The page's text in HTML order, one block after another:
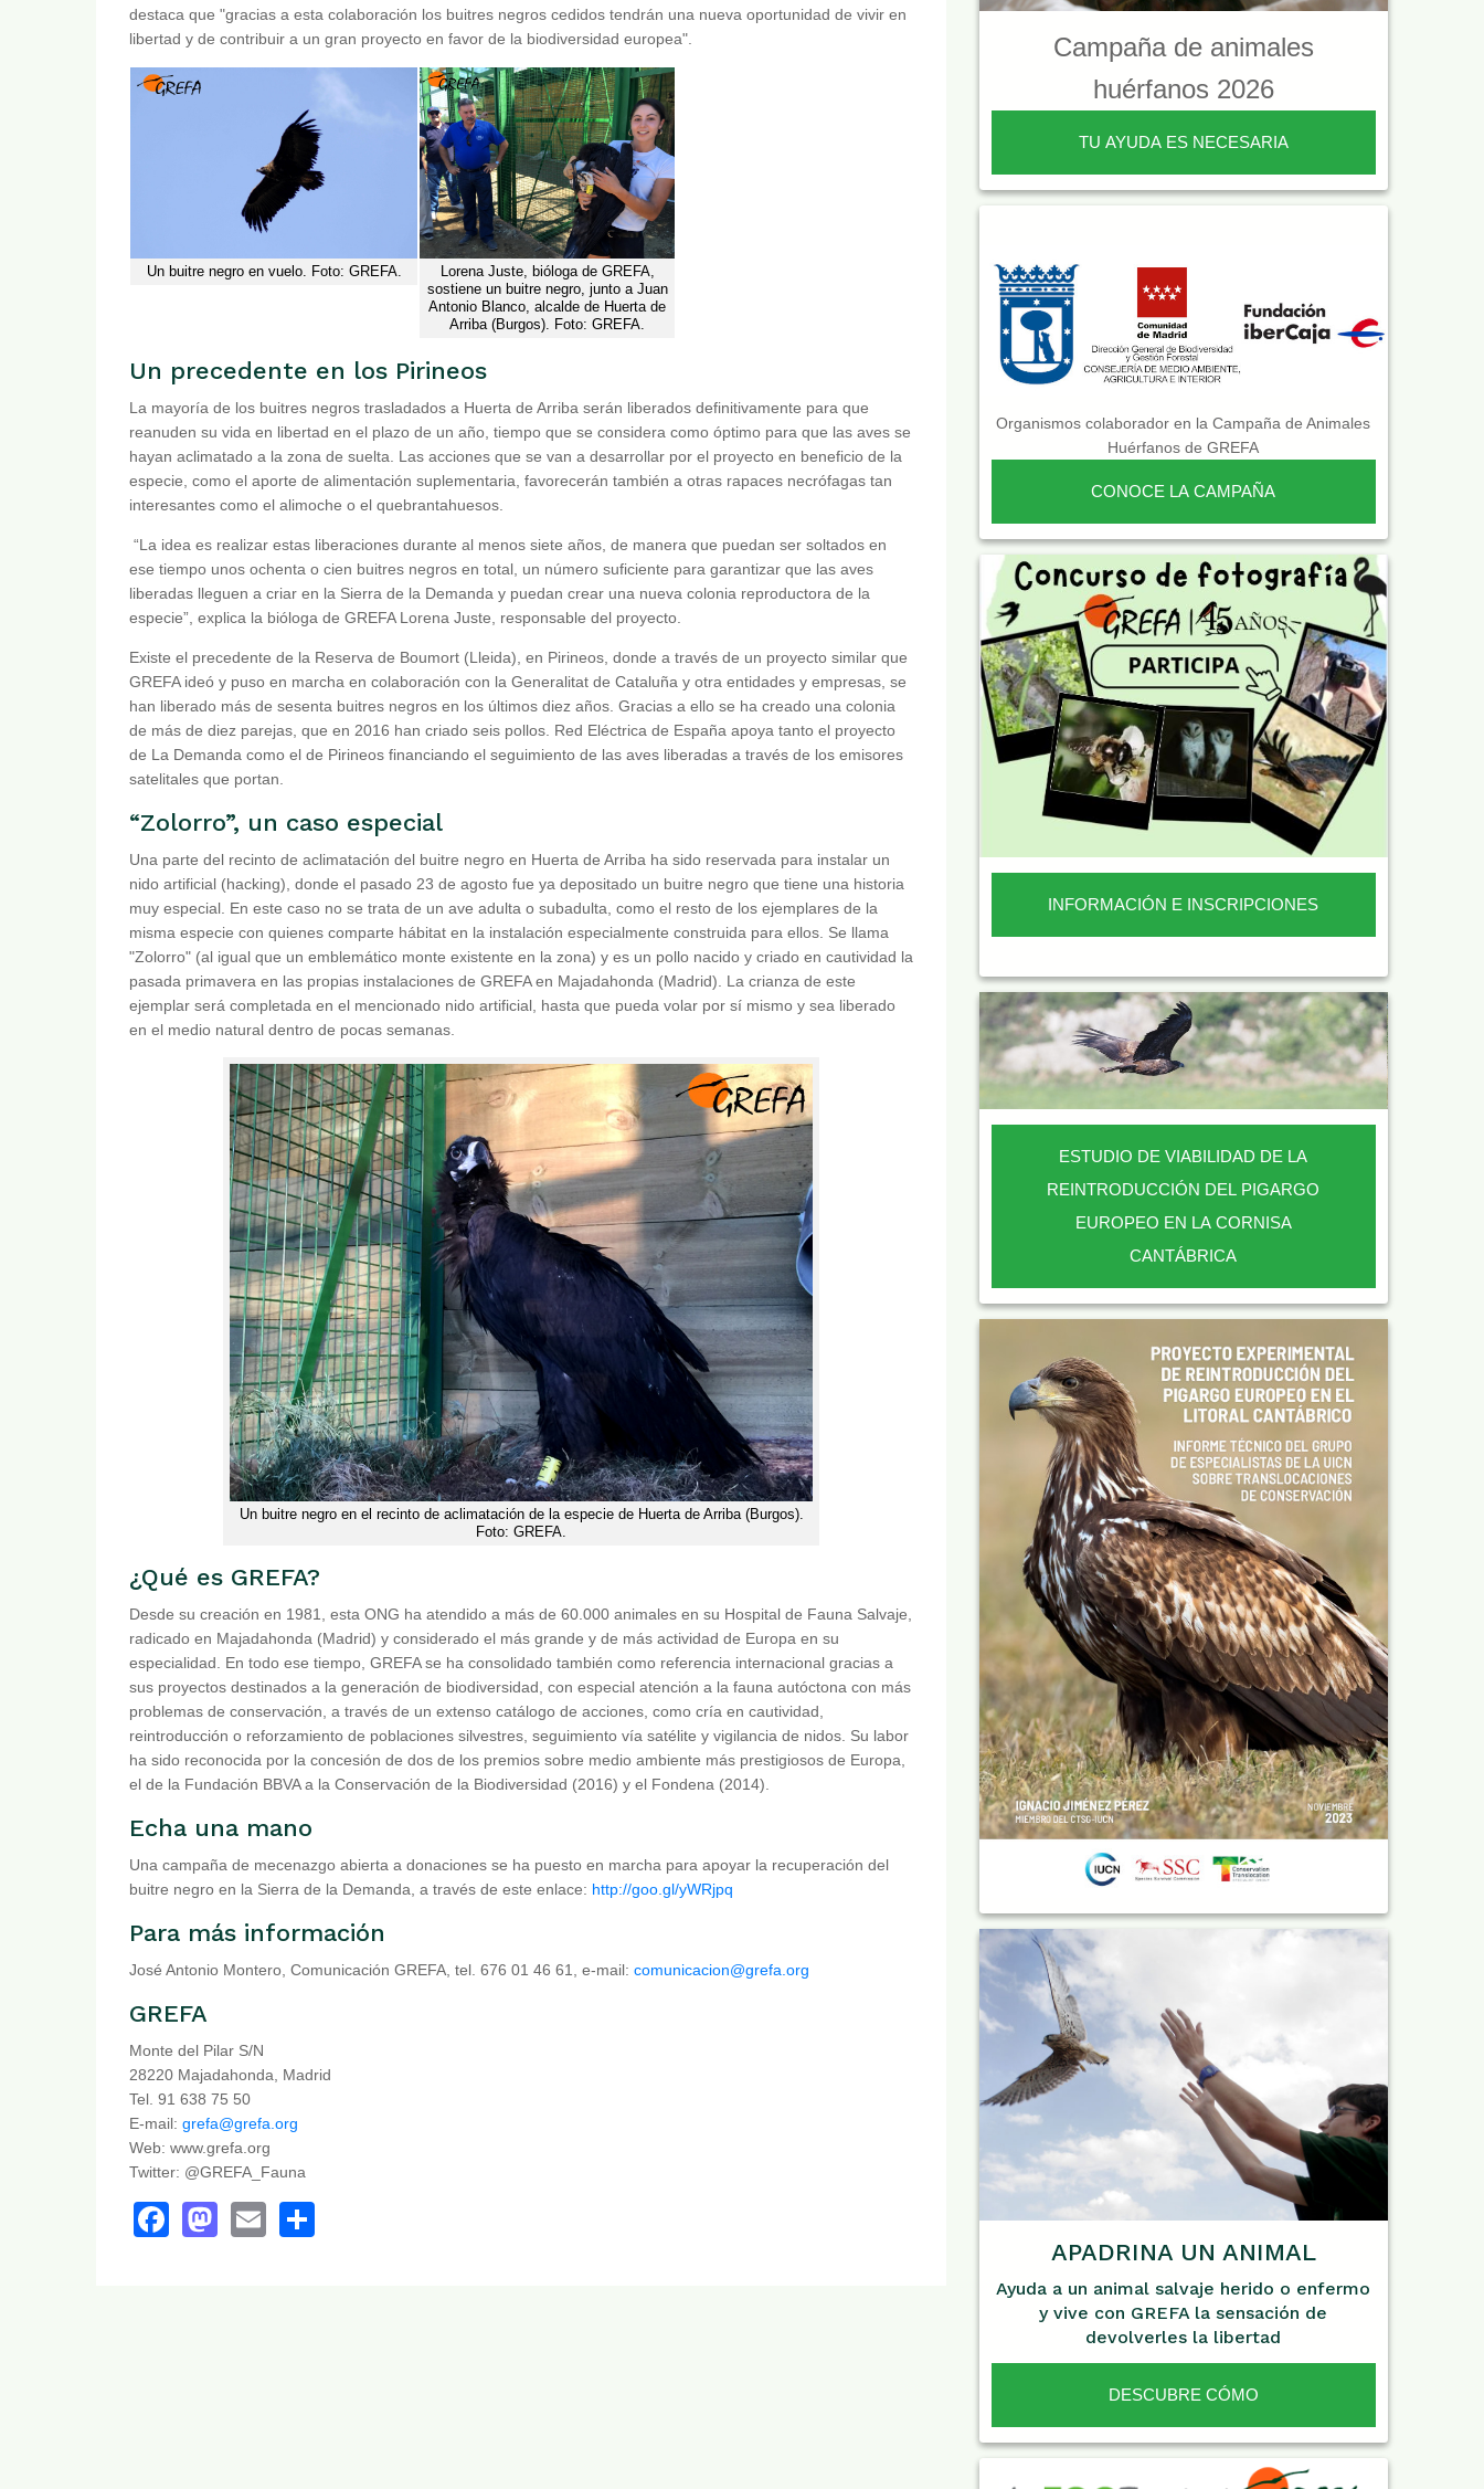
destaca que "gracias a esta colaboración los buitres negros cedidos tendrán una nueva oportunidad de vivir en
libertad y de contribuir a un gran proyecto en favor de la biodiversidad europea".
Un buitre negro en vuelo. Foto: GREFA.
Lorena Juste, bióloga de GREFA,
sostiene un buitre negro, junto a Juan
Antonio Blanco, alcalde de Huerta de
Arriba (Burgos). Foto: GREFA.
Un precedente en los Pirineos
La mayoría de los buitres negros trasladados a Huerta de Arriba serán liberados definitivamente para que
reanuden su vida en libertad en el plazo de un año, tiempo que se considera como óptimo para que las aves se
hayan aclimatado a la zona de suelta. Las acciones que se van a desarrollar por el proyecto en beneficio de la
especie, como el aporte de alimentación suplementaria, favorecerán también a otras rapaces necrófagas tan
interesantes como el alimoche o el quebrantahuesos.
“La idea es realizar estas liberaciones durante al menos siete años, de manera que puedan ser soltados en
ese tiempo unos ochenta o cien buitres negros en total, un número suficiente para garantizar que las aves
liberadas lleguen a criar en la Sierra de la Demanda y puedan crear una nueva colonia reproductora de la
especie”, explica la bióloga de GREFA Lorena Juste, responsable del proyecto.
Existe el precedente de la Reserva de Boumort (Lleida), en Pirineos, donde a través de un proyecto similar que
GREFA ideó y puso en marcha en colaboración con la Generalitat de Cataluña y otra entidades y empresas, se
han liberado más de sesenta buitres negros en los últimos diez años. Gracias a ello se ha creado una colonia
de más de diez parejas, que en 2016 han criado seis pollos. Red Eléctrica de España apoya tanto el proyecto
de La Demanda como el de Pirineos financiando el seguimiento de las aves liberadas a través de los emisores
satelitales que portan.
“Zolorro”, un caso especial
Una parte del recinto de aclimatación del buitre negro en Huerta de Arriba ha sido reservada para instalar un
nido artificial (hacking), donde el pasado 23 de agosto fue ya depositado un buitre negro que tiene una historia
muy especial. En este caso no se trata de un ave adulta o subadulta, como el resto de los ejemplares de la
misma especie con quienes comparte hábitat en la instalación especialmente construida para ellos. Se llama
"Zolorro" (al igual que un emblemático monte existente en la zona) y es un pollo nacido y criado en cautividad la
pasada primavera en las propias instalaciones de GREFA en Majadahonda (Madrid). La crianza de este
ejemplar será completada en el mencionado nido artificial, hasta que pueda volar por sí mismo y sea liberado
en el medio natural dentro de pocas semanas.
Un buitre negro en el recinto de aclimatación de la especie de Huerta de Arriba (Burgos).
Foto: GREFA.
¿Qué es GREFA?
Desde su creación en 1981, esta ONG ha atendido a más de 60.000 animales en su Hospital de Fauna Salvaje,
radicado en Majadahonda (Madrid) y considerado el más grande y de más actividad de Europa en su
especialidad. En todo ese tiempo, GREFA se ha consolidado también como referencia internacional gracias a
sus proyectos destinados a la generación de biodiversidad, con especial atención a la fauna autóctona con más
problemas de conservación, a través de un extenso catálogo de acciones, como cría en cautividad,
reintroducción o reforzamiento de poblaciones silvestres, seguimiento vía satélite y vigilancia de nidos. Su labor
ha sido reconocida por la concesión de dos de los premios sobre medio ambiente más prestigiosos de Europa,
el de la Fundación BBVA a la Conservación de la Biodiversidad (2016) y el Fondena (2014).
Echa una mano
Una campaña de mecenazgo abierta a donaciones se ha puesto en marcha para apoyar la recuperación del
buitre negro en la Sierra de la Demanda, a través de este enlace: http://goo.gl/yWRjpq
Para más información
José Antonio Montero, Comunicación GREFA, tel. 676 01 46 61, e-mail: comunicacion@grefa.org
GREFA
Monte del Pilar S/N
28220 Majadahonda, Madrid
Tel. 91 638 75 50
E-mail: grefa@grefa.org
Web: www.grefa.org
Twitter: @GREFA_Fauna
Facebook
Mastodon
Email
Campaña de animales
huérfanos 2026
TU AYUDA ES NECESARIA
Organismos colaborador en la Campaña de Animales
Huérfanos de GREFA
CONOCE LA CAMPAÑA
INFORMACIÓN E INSCRIPCIONES
ESTUDIO DE VIABILIDAD DE LA
REINTRODUCCIÓN DEL PIGARGO
EUROPEO EN LA CORNISA
CANTÁBRICA
APADRINA UN ANIMAL
Ayuda a un animal salvaje herido o enfermo
y vive con GREFA la sensación de
devolverles la libertad
DESCUBRE CÓMO